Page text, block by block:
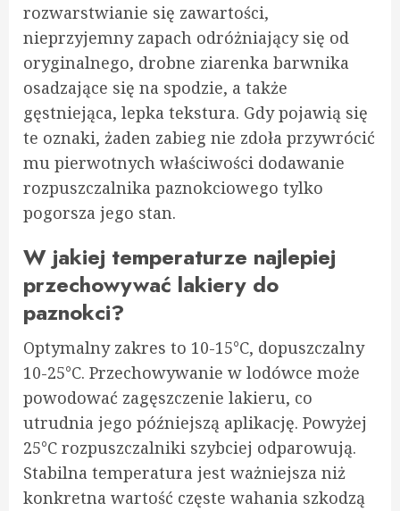
rozwarstwianie się zawartości,
nieprzyjemny zapach odróżniający się od
oryginalnego, drobne ziarenka barwnika
osadzające się na spodzie, a także
gęstniejąca, lepka tekstura. Gdy pojawią się
te oznaki, żaden zabieg nie zdoła przywrócić
mu pierwotnych właściwości dodawanie
rozpuszczalnika paznokciowego tylko
pogorsza jego stan.
W jakiej temperaturze najlepiej
przechowywać lakiery do
paznokci?
Optymalny zakres to 10-15°C, dopuszczalny
10-25°C. Przechowywanie w lodówce może
powodować zagęszczenie lakieru, co
utrudnia jego późniejszą aplikację. Powyżej
25°C rozpuszczalniki szybciej odparowują.
Stabilna temperatura jest ważniejsza niż
konkretna wartość częste wahania szkodzą